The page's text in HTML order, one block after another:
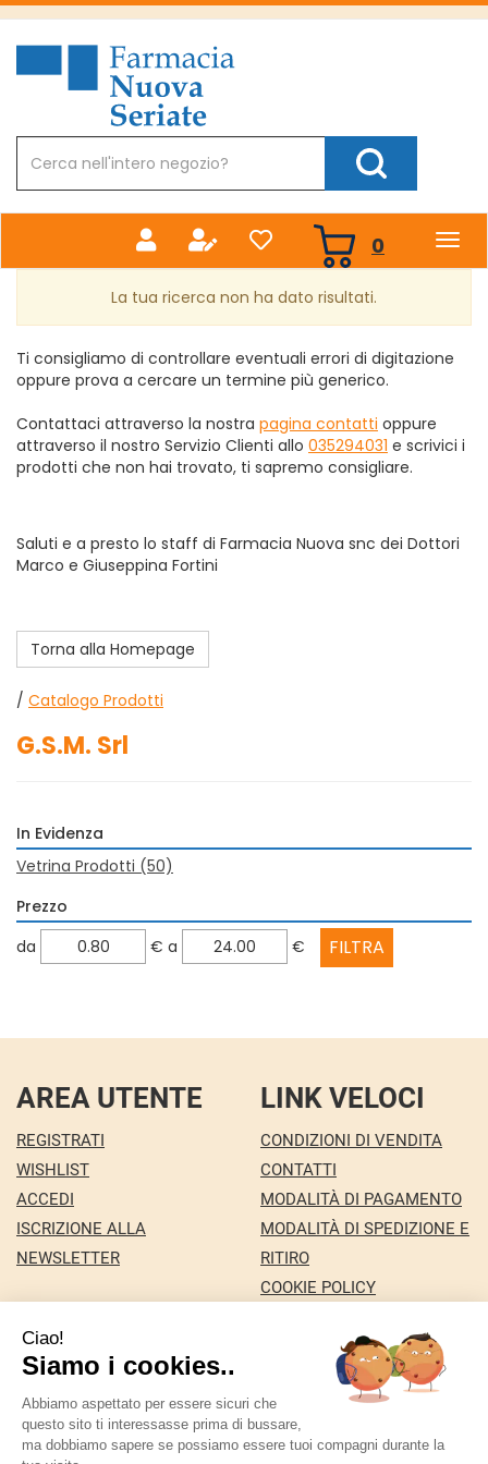
Passa
principale
Farmacia
Nuova
Prodotto
Cerca Prodotto
0 prodotti
inseriti
La tua ricerca non ha dato risultati.
Ti consigliamo di controllare eventuali errori di digitazione
oppure prova a cercare un termine più generico.
Contattaci attraverso la nostra pagina contatti oppure
attraverso il nostro Servizio Clienti allo 035294031 e scrivici i
prodotti che non hai trovato, ti sapremo consigliare.
Saluti e a presto lo staff di Farmacia Nuova snc dei Dottori
Marco e Giuseppina Fortini
Torna alla Homepage
/ Catalogo Prodotti
G.S.M. Srl
In Evidenza
Vetrina Prodotti (50)
Prezzo
filtra
da € filtra
a €
AREA UTENTE
REGISTRATI
WISHLIST
ACCEDI
ISCRIZIONE ALLA
NEWSLETTER
LINK VELOCI
CONDIZIONI DI VENDITA
CONTATTI
MODALITÀ DI PAGAMENTO
MODALITÀ DI SPEDIZIONE E
RITIRO
COOKIE POLICY
Farmacia Nuova snc dei Dottori Marco e
Giuseppina Fortini - Via Italia 72 24068 Seriate (BG)
marforti@tin.it|Tel.: 035294031| P.Iva: 03258590169 |